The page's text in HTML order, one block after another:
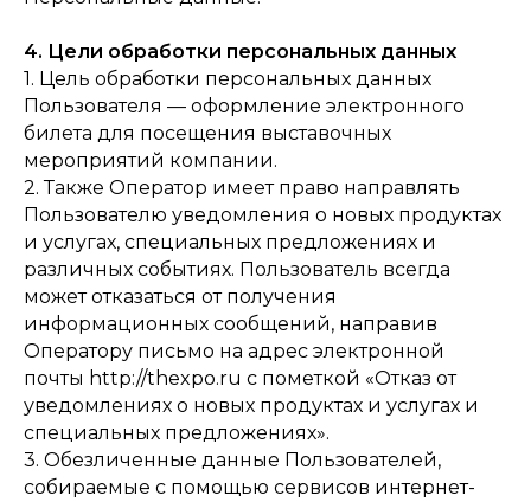
4. Цели обработки персональных данных
1. Цель обработки персональных данных
Пользователя — оформление электронного
билета для посещения выставочных
мероприятий компании.
2. Также Оператор имеет право направлять
Пользователю уведомления о новых продуктах
и услугах, специальных предложениях и
различных событиях. Пользователь всегда
может отказаться от получения
информационных сообщений, направив
Оператору письмо на адрес электронной
почты http://thexpo.ru с пометкой «Отказ от
уведомлениях о новых продуктах и услугах и
специальных предложениях».
3. Обезличенные данные Пользователей,
собираемые с помощью сервисов интернет-